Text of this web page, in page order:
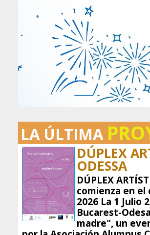
LA ÚLTIMA
DÚPLEX
ODESSA
DÚPLEX
comienza en el
2026 La 1
Bucarest-
madre", un